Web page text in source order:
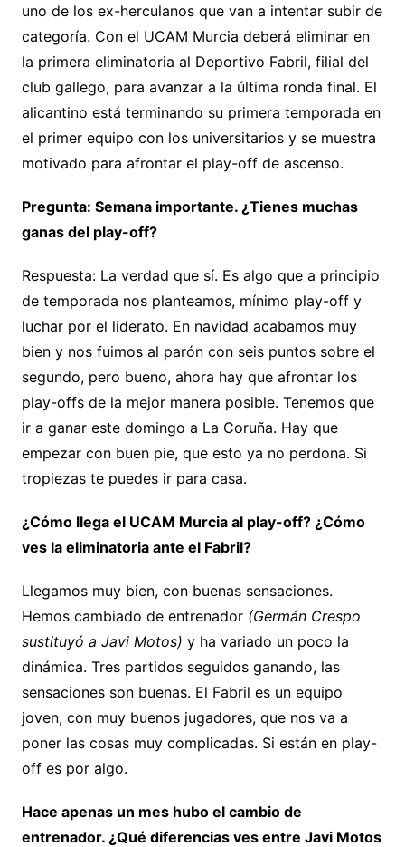
uno de los ex-herculanos que van a intentar subir de
categoría. Con el UCAM Murcia deberá eliminar en
la primera eliminatoria al Deportivo Fabril, filial del
club gallego, para avanzar a la última ronda final. El
alicantino está terminando su primera temporada en
el primer equipo con los universitarios y se muestra
motivado para afrontar el play-off de ascenso.
Pregunta: Semana importante. ¿Tienes muchas
ganas del play-off?
Respuesta: La verdad que sí. Es algo que a principio
de temporada nos planteamos, mínimo play-off y
luchar por el liderato. En navidad acabamos muy
bien y nos fuimos al parón con seis puntos sobre el
segundo, pero bueno, ahora hay que afrontar los
play-offs de la mejor manera posible. Tenemos que
ir a ganar este domingo a La Coruña. Hay que
empezar con buen pie, que esto ya no perdona. Si
tropiezas te puedes ir para casa.
¿Cómo llega el UCAM Murcia al play-off? ¿Cómo
ves la eliminatoria ante el Fabril?
Llegamos muy bien, con buenas sensaciones.
Hemos cambiado de entrenador (Germán Crespo
sustituyó a Javi Motos) y ha variado un poco la
dinámica. Tres partidos seguidos ganando, las
sensaciones son buenas. El Fabril es un equipo
joven, con muy buenos jugadores, que nos va a
poner las cosas muy complicadas. Si están en play-
off es por algo.
Hace apenas un mes hubo el cambio de
entrenador. ¿Qué diferencias ves entre Javi Motos